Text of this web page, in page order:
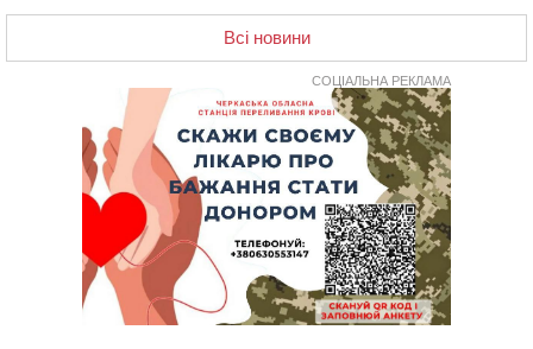
У Смілі біля магазину під колесами вантажівки
загинула жінка
У Черкасах пропонують для приватизації
п’ятиповерховий об’єкт у центрі міста
Не вистачає стажу для пенсії: як його докупити та що
потрібно знати
У Черкасах виявили низку недоліків у гуртожитку, де
проживають ВПО
07 СЕРПНЯ 2026, П'ЯТНИЦЯ
На Черкащині врятували рідкісного чорного грифа
(ФОТО)
Всі новини
СОЦІАЛЬНА РЕКЛАМА